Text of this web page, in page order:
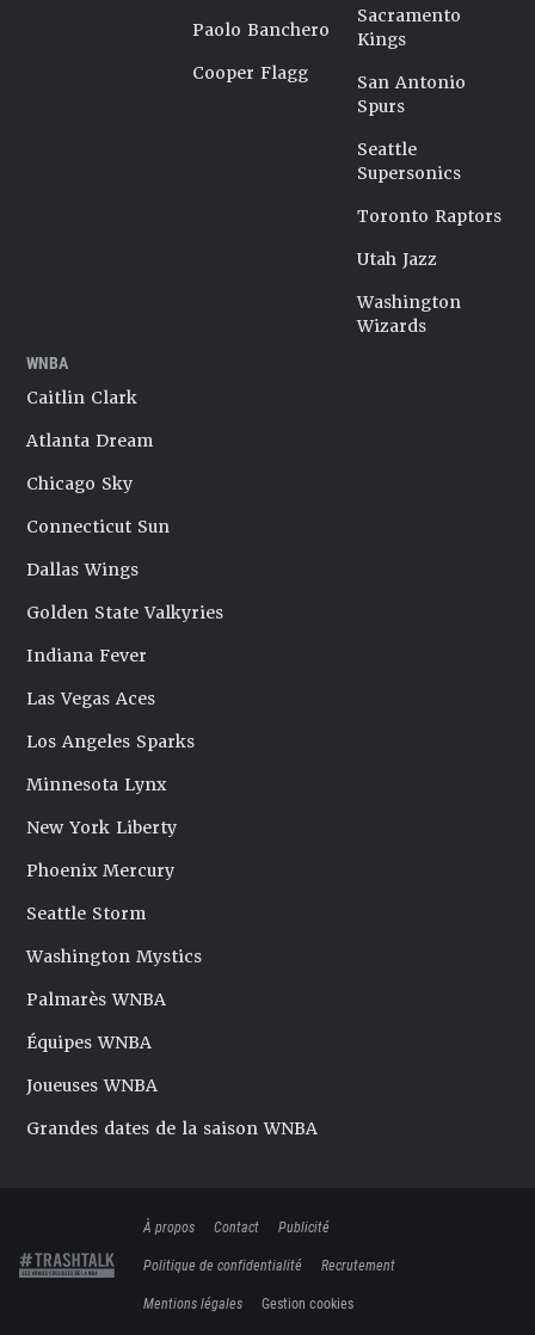
Paolo Banchero
Cooper Flagg
Sacramento
Kings
San Antonio
Spurs
Seattle
Supersonics
Toronto Raptors
Utah Jazz
Washington
Wizards
WNBA
Caitlin Clark
Atlanta Dream
Chicago Sky
Connecticut Sun
Dallas Wings
Golden State Valkyries
Indiana Fever
Las Vegas Aces
Los Angeles Sparks
Minnesota Lynx
New York Liberty
Phoenix Mercury
Seattle Storm
Washington Mystics
Palmarès WNBA
Équipes WNBA
Joueuses WNBA
Grandes dates de la saison WNBA
À propos Contact
Publicité
Politique de confidentialité
Recrutement
Mentions légales
Gestion cookies